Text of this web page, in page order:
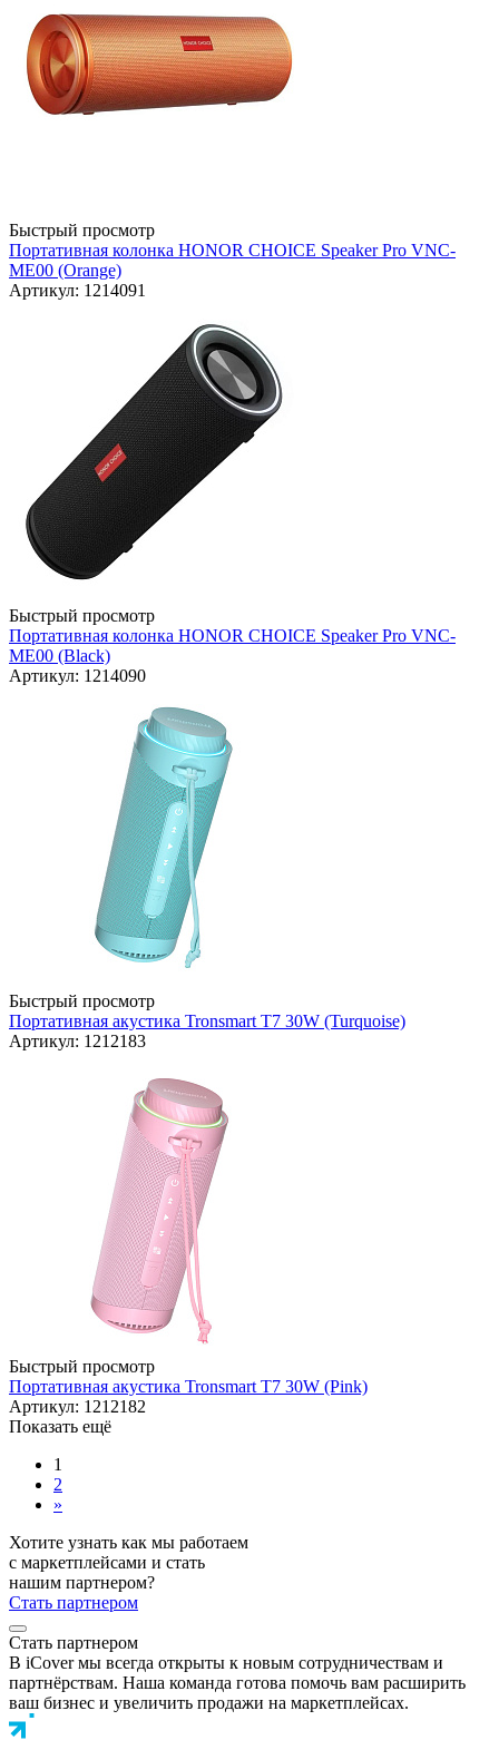
Быстрый просмотр
Портативная колонка HONOR CHOICE Speaker Pro VNC-
ME00 (Orange)
Артикул: 1214091
Быстрый просмотр
Портативная колонка HONOR CHOICE Speaker Pro VNC-
ME00 (Black)
Артикул: 1214090
Быстрый просмотр
Портативная акустика Tronsmart T7 30W (Turquoise)
Артикул: 1212183
Быстрый просмотр
Портативная акустика Tronsmart T7 30W (Pink)
Артикул: 1212182
Показать ещё
1
2
»
Хотите узнать как мы работаем
с маркетплейсами и стать
нашим партнером?
Стать партнером
Стать партнером
В iCover мы всегда открыты к новым сотрудничествам и
партнёрствам. Наша команда готова помочь вам расширить
ваш бизнес и увеличить продажи на маркетплейсах.